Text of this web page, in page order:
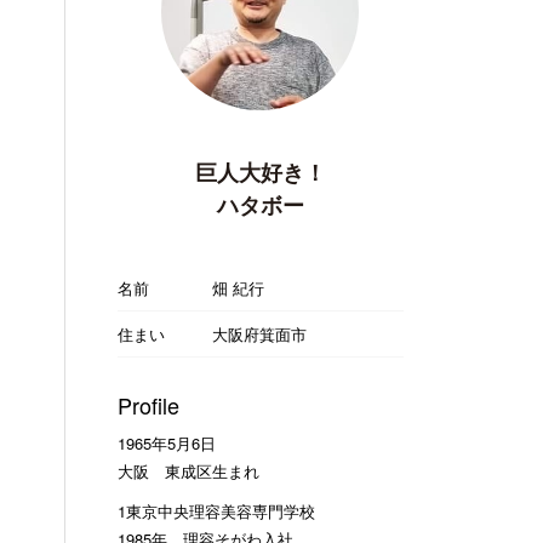
巨人大好き！
ハタボー
名前
畑 紀行
住まい
大阪府箕面市
Profile
1965年5月6日
大阪 東成区生まれ
1東京中央理容美容専門学校
1985年 理容そがわ入社